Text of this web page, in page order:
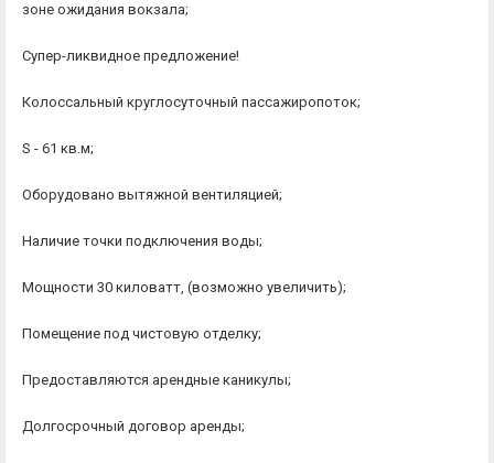
зоне ожидания вокзала;
Супер-ликвидное предложение!
Колоссальный круглосуточный пассажиропоток;
S - 61 кв.м;
Оборудовано вытяжной вентиляцией;
Наличие точки подключения воды;
Мощности 30 киловатт, (возможно увеличить);
Помещение под чистовую отделку;
Предоставляются арендные каникулы;
Долгосрочный договор аренды;